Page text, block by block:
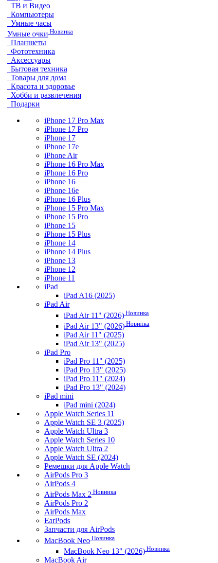
ТВ и Видео
Компьютеры
Умные часы
Умные очки Новинка
Планшеты
Фототехника
Аксессуары
Бытовая техника
Товары для дома
Красота и здоровье
Хобби и развлечения
Подарки
iPhone 17 Pro Max
iPhone 17 Pro
iPhone 17
iPhone 17e
iPhone Air
iPhone 16 Pro Max
iPhone 16 Pro
iPhone 16
iPhone 16e
iPhone 16 Plus
iPhone 15 Pro Max
iPhone 15 Pro
iPhone 15
iPhone 15 Plus
iPhone 14
iPhone 14 Plus
iPhone 13
iPhone 12
iPhone 11
iPad
iPad A16 (2025)
iPad Air
iPad Air 11" (2026) Новинка
iPad Air 13" (2026) Новинка
iPad Air 11" (2025)
iPad Air 13" (2025)
iPad Pro
iPad Pro 11" (2025)
iPad Pro 13" (2025)
iPad Pro 11" (2024)
iPad Pro 13" (2024)
iPad mini
iPad mini (2024)
Apple Watch Series 11
Apple Watch SE 3 (2025)
Apple Watch Ultra 3
Apple Watch Series 10
Apple Watch Ultra 2
Apple Watch SE (2024)
Ремешки для Apple Watch
AirPods Pro 3
AirPods 4
AirPods Max 2 Новинка
AirPods Pro 2
AirPods Max
EarPods
Запчасти для AirPods
MacBook Neo Новинка
MacBook Neo 13" (2026) Новинка
MacBook Air